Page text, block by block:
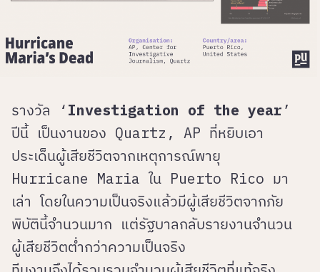
รางวัล ‘Investigation of the year’
ปีนี้ เป็นงานของ Quartz, AP ที่หยิบเอา
ประเด็นผู้เสียชีวิตจากเหตุการณ์พายุ
Hurricane Maria ใน Puerto Rico มา
เล่า โดยในความเป็นจริงแล้วมีผู้เสียชีวิตจากภัย
พิบัตินี้จำนวนมาก แต่รัฐบาลกลับรายงานจำนวน
ผู้เสียชีวิตต่ำกว่าความเป็นจริง